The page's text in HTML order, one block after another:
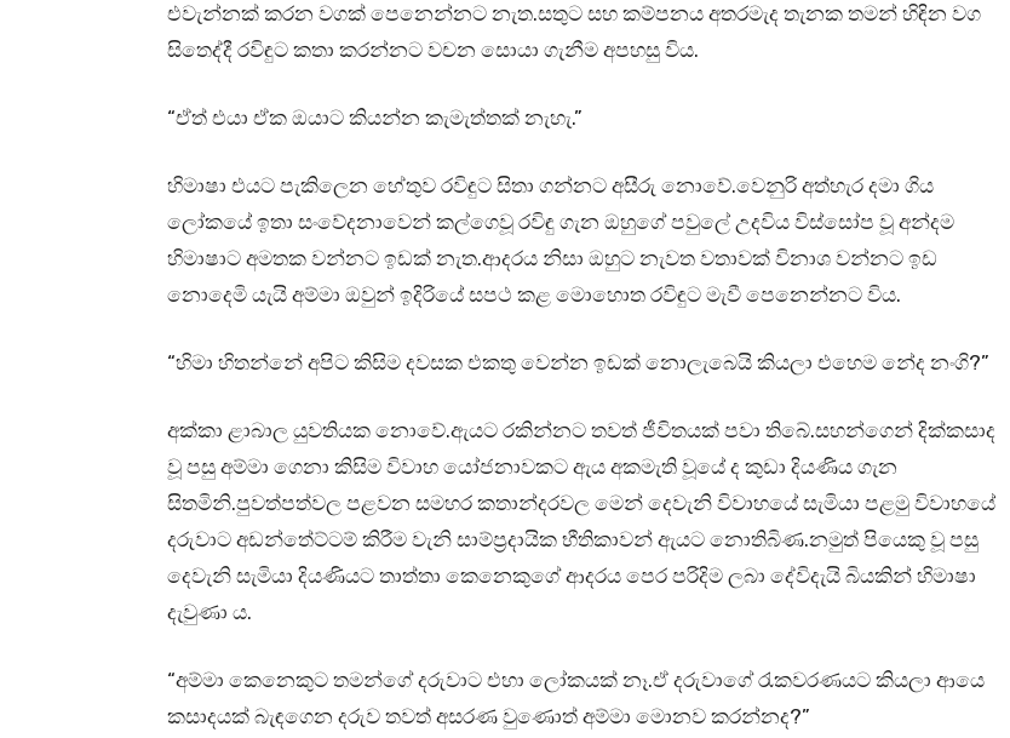
එවැන්නක් කරන වගක් පෙනෙන්නට නැත.සතුට සහ කම්පනය අතරමැද තැනක තමන් හිඳින වග
සිතෙද්දී රවිඳුට කතා කරන්නට වචන සොයා ගැනීම අපහසු විය.
“ඒත් එයා ඒක ඔයාට කියන්න කැමැත්තක් නැහැ.”
හිමාෂා එයට පැකිලෙන හේතුව රවිඳුට සිතා ගන්නට අසීරු නොවේ.වෙනුරි අත්හැර දමා ගිය
ලෝකයේ ඉතා සංවේදනාවෙන් කල්ගෙවූ රවිඳු ගැන ඔහුගේ පවුලේ උදවිය විස්සෝප වූ අන්දම
හිමාෂාට අමතක වන්නට ඉඩක් නැත.ආදරය නිසා ඔහුට නැවත වතාවක් විනාශ වන්නට ඉඩ
නොදෙමි යැයි අම්මා ඔවුන් ඉදිරියේ සපථ කළ මොහොත රවිඳුට මැවී පෙනෙන්නට විය.
“හිමා හිතන්නේ අපිට කිසිම දවසක එකතු වෙන්න ඉඩක් නොලැබෙයි කියලා එහෙම නේද නංගි?”
අක්කා ළාබාල යුවතියක නොවේ.ඇයට රකින්නට තවත් ජීවිතයක් පවා තිබේ.සහන්ගෙන් දික්කසාද
වූ පසු අම්මා ගෙනා කිසිම විවාහ යෝජනාවකට ඇය අකමැති වූයේ ද කුඩා දියණිය ගැන
සිතමිනි.පුවත්පත්වල පළවන සමහර කතාන්දරවල මෙන් දෙවැනි විවාහයේ සැමියා පළමු විවාහයේ
දරුවාට අඩන්තේට්ටම් කිරීම වැනි සාම්ප්‍රදායික භීතිකාවන් ඇයට නොතිබිණ.නමුත් පියෙකු වූ පසු
දෙවැනි සැමියා දියණියට තාත්තා කෙනෙකුගේ ආදරය පෙර පරිදිම ලබා දේවිදැයි බියකින් හිමාෂා
දැවුණා ය.
“අම්මා කෙනෙකුට තමන්ගේ දරුවාට එහා ලෝකයක් නෑ.ඒ දරුවාගේ රැකවරණයට කියලා ආයෙ
කසාදයක් බැඳගෙන දරුව තවත් අසරණ වුණොත් අම්මා මොනව කරන්නද?”